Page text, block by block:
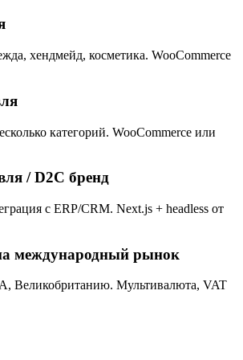
хендмейд, косметика. WooCommerce
категорий. WooCommerce или
/ D2C бренд
с ERP/CRM. Next.js + headless от
международный рынок
Мультивалюта, VAT